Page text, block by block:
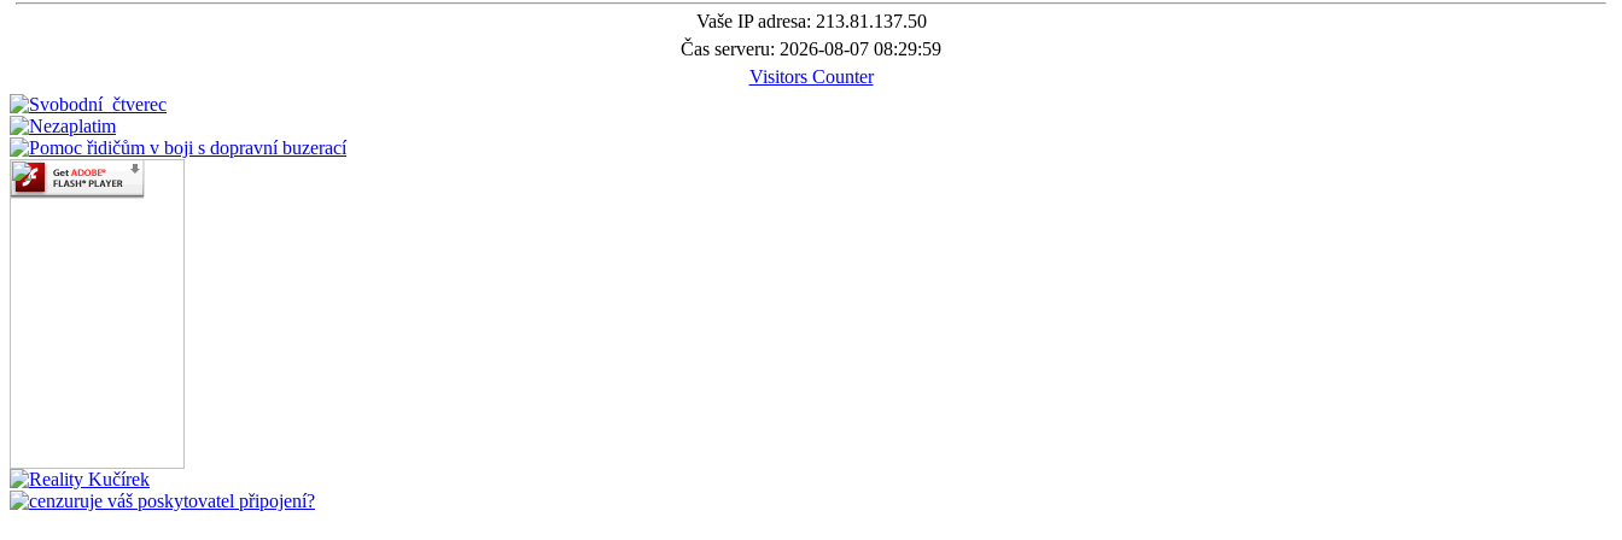
Vaše IP adresa: 213.81.137.50
Čas serveru: 2026-08-07 08:29:59
Visitors Counter